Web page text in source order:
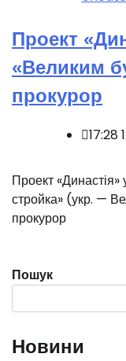
Проект
«Великим
прокурор
17:28
Проект
стройка» (укр. —
прокурор
Пошук
Новини